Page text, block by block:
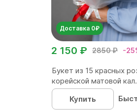
Доставка 0₽
2850 ₽ -
2 150 ₽
Букет из 15 красных
корейской матовой
Купить